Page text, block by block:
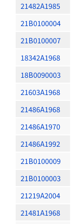
21482A1985
21B0100004
21B0100007
18342A1968
18B0090003
21603A1968
21486A1968
21486A1970
21486A1992
21B0100009
21B0100003
21219A2004
21481A1968